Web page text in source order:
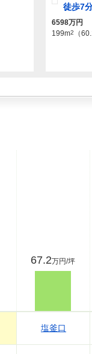
徒歩7
6598万円
199m2 （
67.2万円/坪
塩釜口